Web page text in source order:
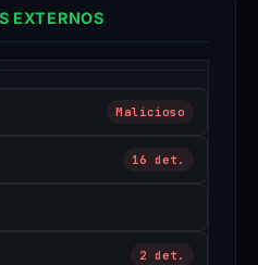
EXTERNOS
Malicioso
16 det.
2 det.